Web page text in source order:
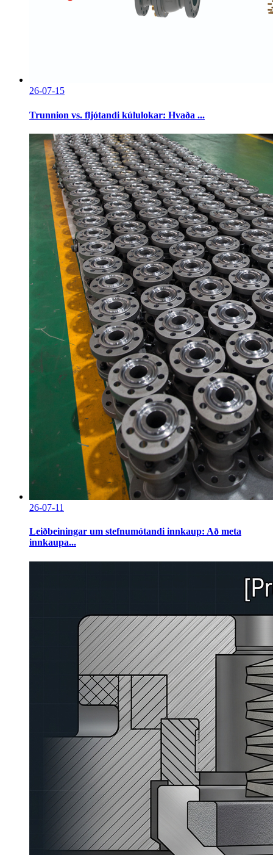
26-07-15
Trunnion vs. fljótandi kúlulokar: Hvaða ...
26-07-11
Leiðbeiningar um stefnumótandi innkaup: Að meta
innkaupa...